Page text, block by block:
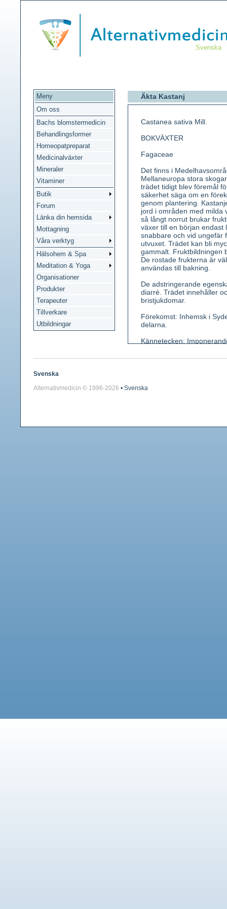
Svenska
Meny
Om oss
Bachs blomstermedicin
Behandlingsformer
Homeopatpreparat
Medicinalväxter
Mineraler
Vitaminer
Butik
Forum
Länka din hemsida
Mottagning
Våra verktyg
Hälsohem & Spa
Meditation & Yoga
Organisationer
Produkter
Terapeuter
Tillverkare
Utbildningar
Äkta Kastanj
Castanea sativa Mill.
BOKVÄXTER
Fagaceae
Det finns i
Mellaneuropa stora
trädet tidigt blev föremål
säkerhet säga om en
genom plantering.
jord i områden med milda
så långt norrut brukar
växer till en början endast
snabbare och vid ungefär
utvuxet. Trädet kan bli
gammalt. Fruktbildningen
De rostade frukterna är
användas till bakning.
De adstringerande
diarré. Trädet innehåller
bristjukdomar.
Förekomst: Inhemsk i
delarna.
Kännetecken:
kala, skarpt sågtandade.
Använda växtdelar: Bark,
Svenska
Alternativmedicin © 1996-2026 • Svenska